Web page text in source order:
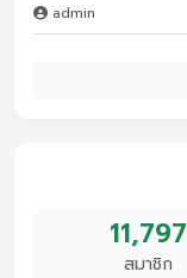
admin
11,797
สมาชิก